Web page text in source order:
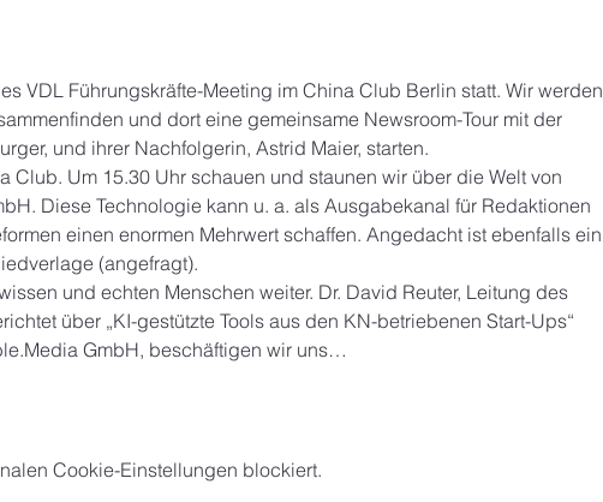
VDL Führungskräfte-Meeting im China Club Berlin statt. Wir werden
und dort eine gemeinsame Newsroom-Tour mit der
und ihrer Nachfolgerin, Astrid Maier, starten.
Club. Um 15.30 Uhr schauen und staunen wir über die Welt von
Diese Technologie kann u. a. als Ausgabekanal für Redaktionen
einen enormen Mehrwert schaffen. Angedacht ist ebenfalls ein
(angefragt).
und echten Menschen weiter. Dr. David Reuter, Leitung des
über „KI-gestützte Tools aus den KN-betriebenen Start-Ups“
GmbH, beschäftigen wir uns…
Cookie-Einstellungen blockiert.